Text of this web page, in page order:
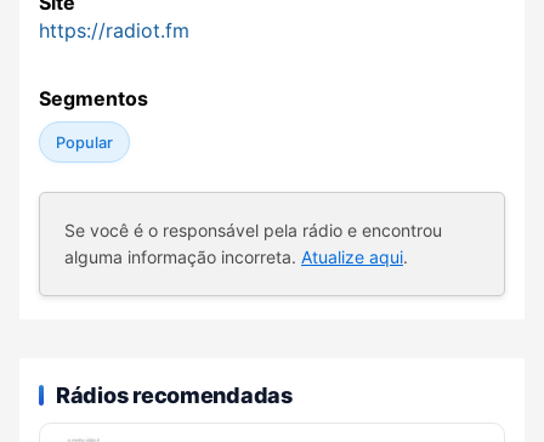
https://radiot.fm
Segmentos
Popular
Se você é o responsável pela rádio e encontrou
alguma informação incorreta. Atualize aqui.
Rádios recomendadas